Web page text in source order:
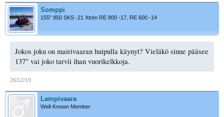
Somppi
155" 850 SKS -21 Xtrim RE 800 -17, RE 600 -14
Jokos joku on mairivaaran huipulla käynyt? Vieläkö sinne pääsee
137" vai joko tarvii ihan vuorikelkkoja.
26/12/19
Lampivaara
Well-Known Member